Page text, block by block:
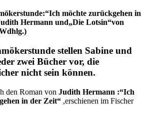
möchte zurückgehen in
Hermann und„Die Lotsin“von
stellen Sabine und
zwei Bücher vor, die
nicht sein können.
den Roman von Judith Hermann :“Ich
in der Zeit“ ,erschienen im Fischer